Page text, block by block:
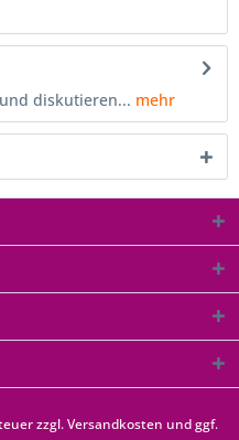
diskutieren... mehr
zzgl.Versandkosten und ggf.